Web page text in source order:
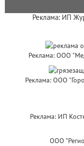
Реклама: ИП
Реклама: ООО
Реклама: ООО
Реклама: ИП
ООО